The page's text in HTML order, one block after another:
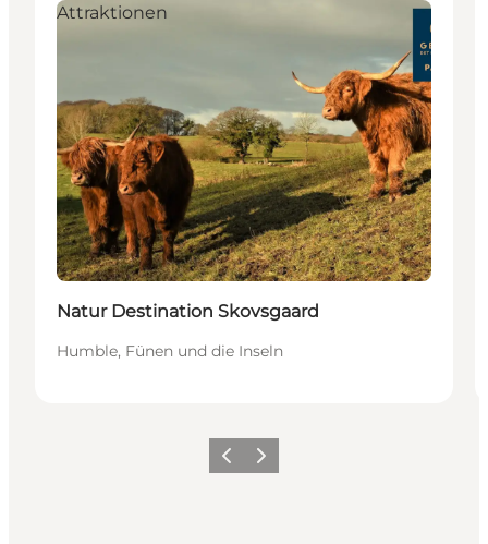
Attraktionen
Natur Destination Skovsgaard
Humble, Fünen und die Inseln
ZurückWeiter